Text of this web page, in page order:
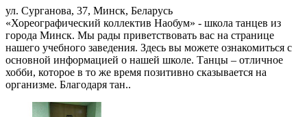
ул. Сурганова, 37, Минск, Беларусь
«Хореографический коллектив Наобум» - школа танцев из
города Минск. Мы рады приветствовать вас на странице
нашего учебного заведения. Здесь вы можете ознакомиться с
основной информацией о нашей школе. Танцы – отличное
хобби, которое в то же время позитивно сказывается на
организме. Благодаря тан..